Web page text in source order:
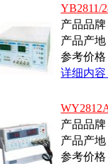
YB2811/
产品品
产品产
参考价
详细内容
产品品
产品产
参考价